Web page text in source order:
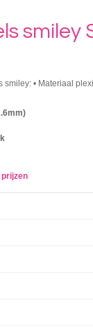
smiley
smiley: • Materiaal